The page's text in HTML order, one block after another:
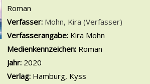
Roman
Verfasser: Suche nach diesem Verfasser
Mohn, Kira (Verfasser)
Verfasserangabe: Kira Mohn
Medienkennzeichen: Roman
Jahr: 2020
Verlag: Hamburg, Kyss